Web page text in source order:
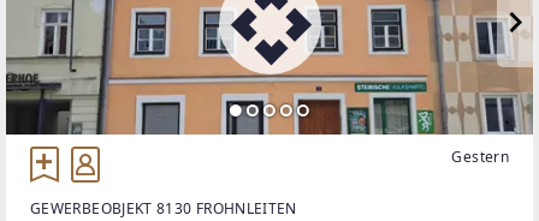
Gestern
GEWERBEOBJEKT 8130 FROHNLEITEN